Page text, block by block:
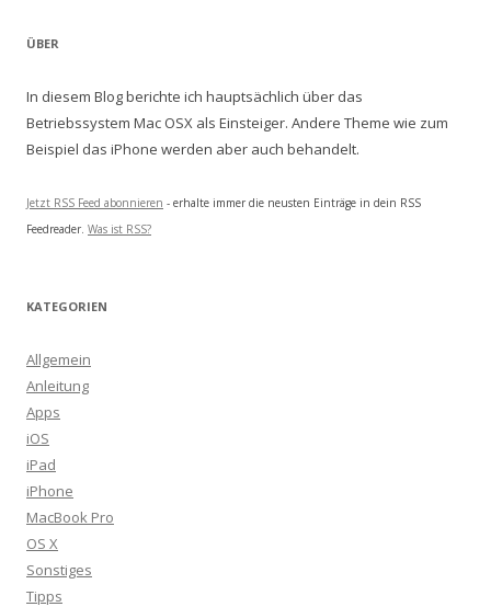
ÜBER
In diesem Blog berichte ich hauptsächlich über das
Betriebssystem Mac OSX als Einsteiger. Andere Theme wie zum
Beispiel das iPhone werden aber auch behandelt.
Jetzt RSS Feed abonnieren - erhalte immer die neusten Einträge in dein RSS
Feedreader. Was ist RSS?
KATEGORIEN
Allgemein
Anleitung
Apps
iOS
iPad
iPhone
MacBook Pro
OS X
Sonstiges
Tipps